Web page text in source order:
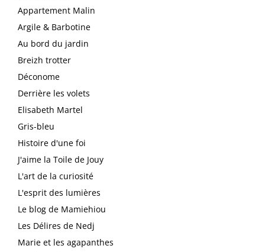
Appartement Malin
Argile & Barbotine
Au bord du jardin
Breizh trotter
Déconome
Derrière les volets
Elisabeth Martel
Gris-bleu
Histoire d'une foi
J'aime la Toile de Jouy
L'art de la curiosité
L'esprit des lumières
Le blog de Mamiehiou
Les Délires de Nedj
Marie et les agapanthes